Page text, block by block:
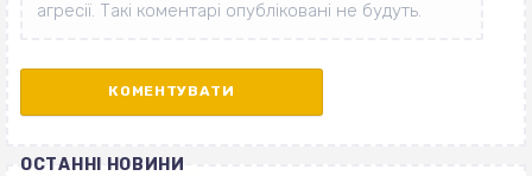
ОСТАННІ НОВИНИ